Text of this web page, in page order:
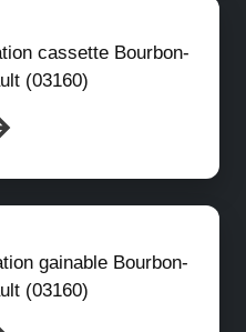
cassette Bourbon-
(03160)
gainable Bourbon-
(03160)